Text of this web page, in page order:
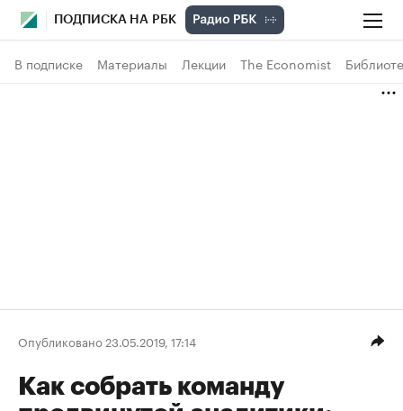
ПОДПИСКА НА РБК
В подписке Материалы Лекции The Economist
Опубликовано 23.05.2019, 17:14
Как собрать команду